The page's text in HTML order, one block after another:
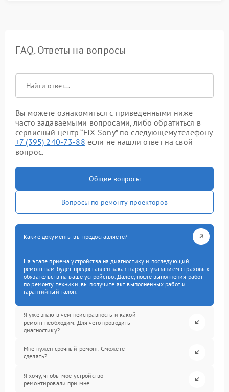
FAQ. Ответы на вопросы
Вы можете ознакомиться с приведенными ниже
часто задаваемыми вопросами, либо обратиться в
сервисный центр “FIX-Sony” по следующему телефону
+7 (395) 240-73-88 если не нашли ответ на свой
вопрос.
Общие вопросы
Вопросы по ремонту проекторов
Какие документы вы предоставляете?
На этапе приема устройства на диагностику и последующий
ремонт вам будет предоставлен заказ-наряд с указанием страховых
обязательств на ваше устройство. Далее, после выполнения работ
по ремонту техники, вы получите акт выполненных работ и
гарантийный талон.
Я уже знаю в чем неисправность и какой
ремонт необходим. Для чего проводить
диагностику?
Мне нужен срочный ремонт. Сможете
сделать?
Я хочу, чтобы мое устройство
ремонтировали при мне.